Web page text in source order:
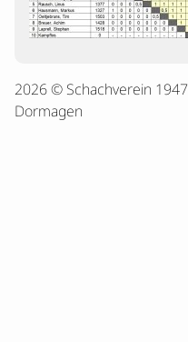
Termine
Kontakt
2026 © Schachverein 1947
Dormagen